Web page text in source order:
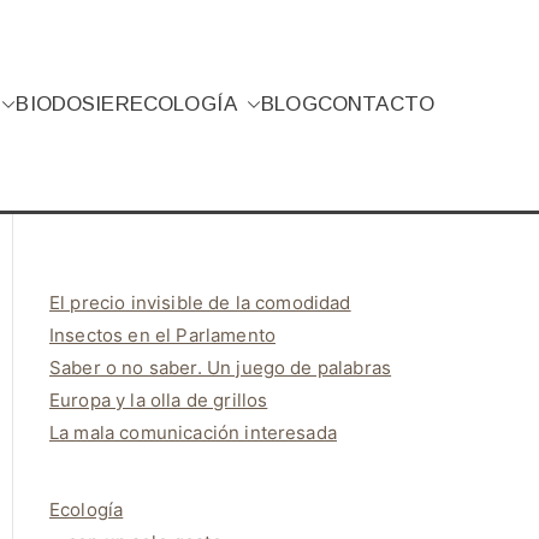
BIODOSIERECOLOGÍA BLOGCONTACTO
El precio invisible de la comodidad
Insectos en el Parlamento
Saber o no saber. Un juego de palabras
Europa y la olla de grillos
La mala comunicación interesada
Ecología